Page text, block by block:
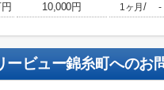
10,000円 1ヶ月/ -
ービュー錦糸町へのお